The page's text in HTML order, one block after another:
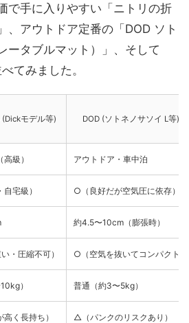
で手に入りやすい「ニトリの折
、アウトドア定番の「DOD ソト
ータブルマット）」、そして
てみました。
(Dickモデル等) DOD (ソトネノサソイ L等)
級） アウトドア・車中泊
宅級） ○（良好だが空気圧に依存）
約4.5〜10cm（膨張時）
・圧縮不可） ○（空気を抜いてコンパクト）
） 普通（約3〜5kg）
く長持ち） △（パンクのリスクあり）